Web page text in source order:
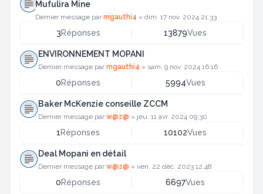
Mufulira Mine
Dernier message parmgauthi4 »dim. 17 nov. 2024 21:33
3Réponses 13879Vues
ENVIRONNEMENT MOPANI
Dernier message parmgauthi4 » sam. 9 nov. 2024 16:16
0Réponses 5994Vues
Baker McKenzie conseille ZCCM
Dernier message parw@z@ » jeu. 11 avr. 2024 09:30
1Réponses 10102Vues
Deal Mopani en détail
Dernier message parw@z@ » ven. 22 déc. 2023 12:48
0Réponses 6697Vues